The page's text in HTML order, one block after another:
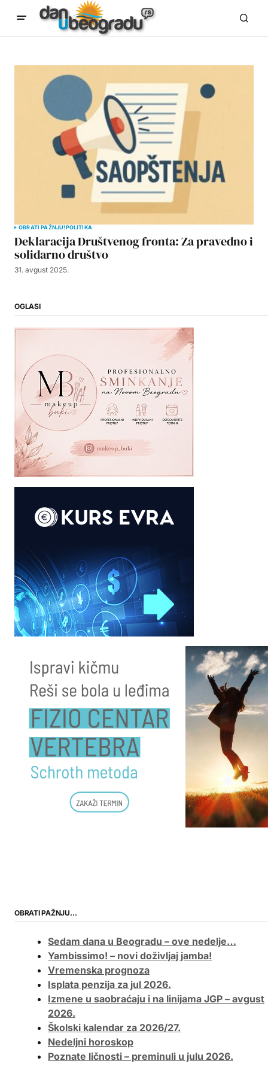
OBRATI PAŽNJU!POLITIKA
Deklaracija Društvenog fronta: Za pravedno i
solidarno društvo
31. avgust 2025.
OGLASI
OBRATI PAŽNJU…
Sedam dana u Beogradu – ove nedelje…
Yambissimo! – novi doživljaj jamba!
Vremenska prognoza
Isplata penzija za jul 2026.
Izmene u saobraćaju i na linijama JGP – avgust
2026.
Školski kalendar za 2026/27.
Nedeljni horoskop
Poznate ličnosti – preminuli u julu 2026.